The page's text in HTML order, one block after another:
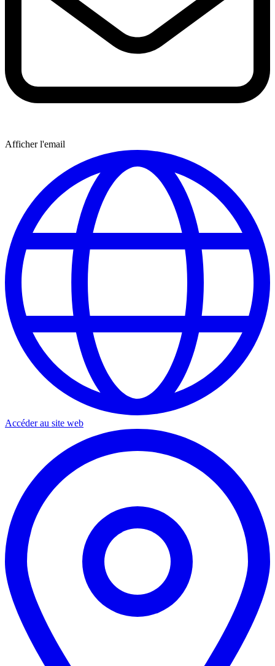
Afficher l'email
Accéder au site web